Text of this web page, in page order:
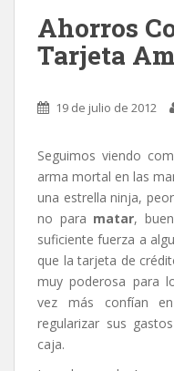
k r
Ahorros
Tarjeta
19 de julio de 2012
Seguimos viendo
arma mortal en las
una estrella ninja,
no para matar,
suficiente fuerza a
que la tarjeta de
muy poderosa para
vez más confían
regularizar sus
caja.